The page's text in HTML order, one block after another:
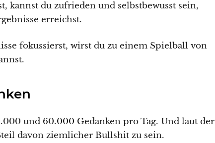
kannst du zufrieden und selbstbewusst sein,
erreichst.
fokussierst, wirst du zu einem Spielball von
und 60.000 Gedanken pro Tag. Und laut der
davon ziemlicher Bullshit zu sein.